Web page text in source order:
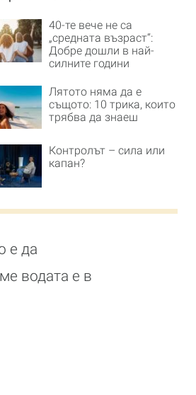
40-те вече не са
„средната възраст“:
Добре дошли в най-
силните години
Лятото няма да е
същото: 10 трика, които
трябва да знаеш
Контролът – сила или
капан?
е да
водата е в